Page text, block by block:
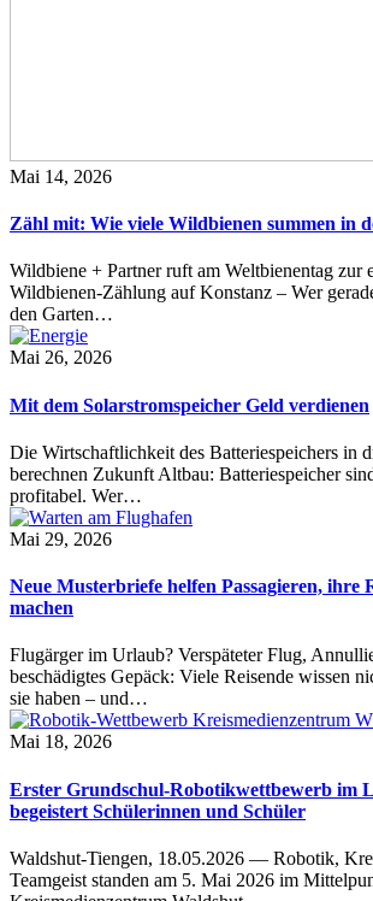
Mai 14, 2026
Zähl mit: Wie viele Wildbienen summen in
Wildbiene + Partner ruft am Weltbienentag zur
Wildbienen-Zählung auf Konstanz – Wer
den Garten…
Mai 26, 2026
Mit dem Solarstromspeicher Geld verdienen
Die Wirtschaftlichkeit des Batteriespeichers in
berechnen Zukunft Altbau: Batteriespeicher
profitabel. Wer…
Mai 29, 2026
Neue Musterbriefe helfen Passagieren, ihre
machen
Flugärger im Urlaub? Verspäteter Flug,
beschädigtes Gepäck: Viele Reisende wissen
sie haben – und…
Mai 18, 2026
Erster Grundschul-Robotikwettbewerb im
begeistert Schülerinnen und Schüler
Waldshut-Tiengen, 18.05.2026 — Robotik,
Teamgeist standen am 5. Mai 2026 im